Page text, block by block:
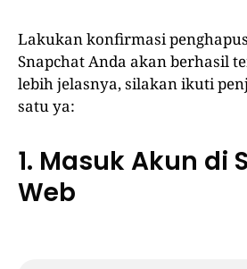
Lakukan konfirmasi
Snapchat Anda akan berhasil
lebih jelasnya, silakan ikuti
satu ya:
1. Masuk Akun di
Web